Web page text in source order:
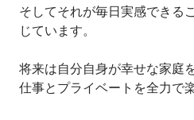
そしてそれが毎日実感できる
じています。
将来は自分自身が幸せな家庭
仕事とプライベートを全力で